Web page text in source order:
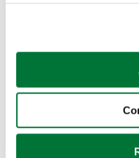
Si lo permite, también
Recopilar
Identificar su
para buscar
Coches de segunda
Coches de km0